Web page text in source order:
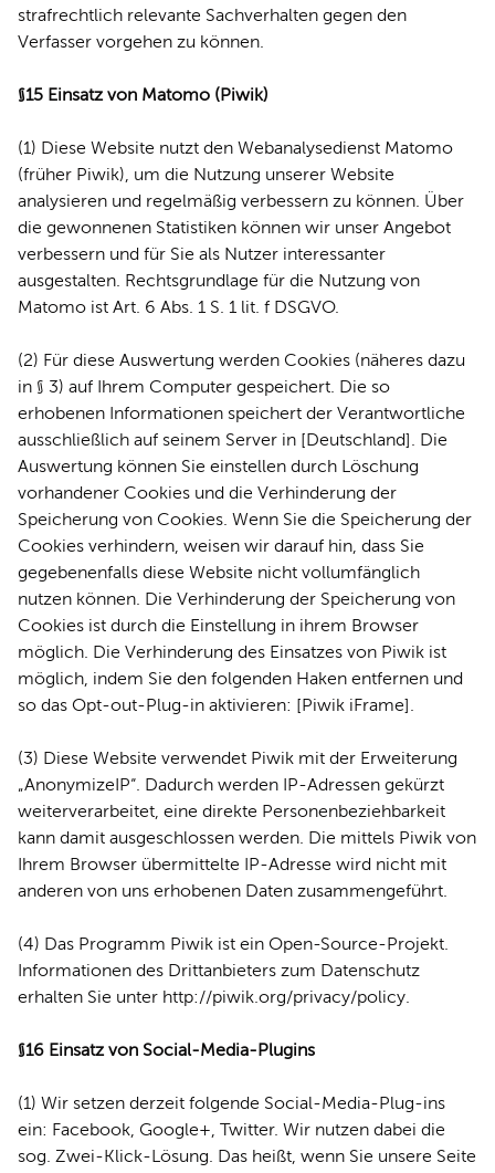
strafrechtlich relevante Sachverhalten gegen den
Verfasser vorgehen zu können.
§15 Einsatz von Matomo (Piwik)
(1) Diese Website nutzt den Webanalysedienst Matomo
(früher Piwik), um die Nutzung unserer Website
analysieren und regelmäßig verbessern zu können. Über
die gewonnenen Statistiken können wir unser Angebot
verbessern und für Sie als Nutzer interessanter
ausgestalten. Rechtsgrundlage für die Nutzung von
Matomo ist Art. 6 Abs. 1 S. 1 lit. f DSGVO.
(2) Für diese Auswertung werden Cookies (näheres dazu
in § 3) auf Ihrem Computer gespeichert. Die so
erhobenen Informationen speichert der Verantwortliche
ausschließlich auf seinem Server in [Deutschland]. Die
Auswertung können Sie einstellen durch Löschung
vorhandener Cookies und die Verhinderung der
Speicherung von Cookies. Wenn Sie die Speicherung der
Cookies verhindern, weisen wir darauf hin, dass Sie
gegebenenfalls diese Website nicht vollumfänglich
nutzen können. Die Verhinderung der Speicherung von
Cookies ist durch die Einstellung in ihrem Browser
möglich. Die Verhinderung des Einsatzes von Piwik ist
möglich, indem Sie den folgenden Haken entfernen und
so das Opt-out-Plug-in aktivieren: [Piwik iFrame].
(3) Diese Website verwendet Piwik mit der Erweiterung
AnonymizeIP“. Dadurch werden IP-Adressen gekürzt
weiterverarbeitet, eine direkte Personenbeziehbarkeit
kann damit ausgeschlossen werden. Die mittels Piwik von
Ihrem Browser übermittelte IP-Adresse wird nicht mit
anderen von uns erhobenen Daten zusammengeführt.
(4) Das Programm Piwik ist ein Open-Source-Projekt.
Informationen des Drittanbieters zum Datenschutz
erhalten Sie unter http://piwik.org/privacy/policy.
§16 Einsatz von Social-Media-Plugins
(1) Wir setzen derzeit folgende Social-Media-Plug-ins
ein: Facebook, Google+, Twitter. Wir nutzen dabei die
sog. Zwei-Klick-Lösung. Das heißt, wenn Sie unsere Seite